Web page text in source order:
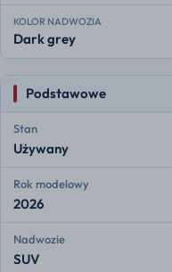
KOLOR NADWOZIA
Dark grey
Podstawowe
Stan
Używany
Rok modelowy
2026
Nadwozie
SUV